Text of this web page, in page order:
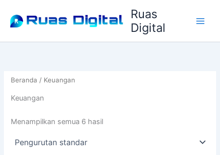
konten
Ruas
Digital
Beranda / Keuangan
Keuangan
Menampilkan semua 6 hasil